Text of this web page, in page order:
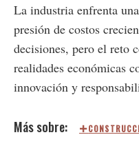
La industria enfrenta
presión de costos
decisiones, pero el reto
realidades económicas
innovación y